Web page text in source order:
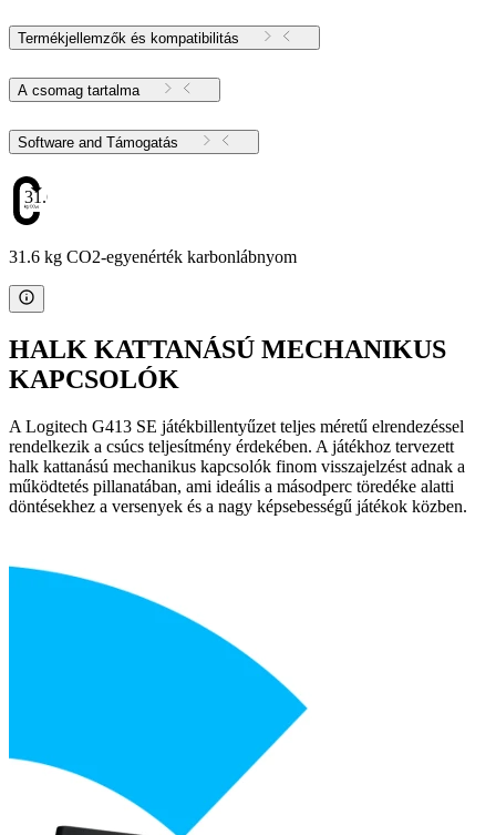
Termékjellemzők és kompatibilitás
A csomag tartalma
Software and Támogatás
31.6
31.6 kg CO2-egyenérték karbonlábnyom
HALK KATTANÁSÚ MECHANIKUS
KAPCSOLÓK
A Logitech G413 SE játékbillentyűzet teljes méretű elrendezéssel
rendelkezik a csúcs teljesítmény érdekében. A játékhoz tervezett
halk kattanású mechanikus kapcsolók finom visszajelzést adnak a
működtetés pillanatában, ami ideális a másodperc töredéke alatti
döntésekhez a versenyek és a nagy képsebességű játékok közben.